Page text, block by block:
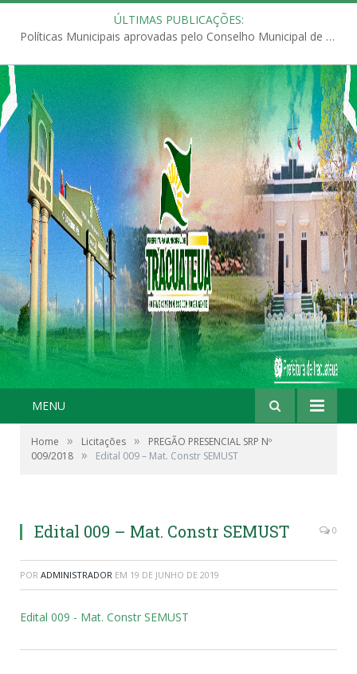
ÚLTIMAS PUBLICAÇÕES:
Políticas Municipais aprovadas pelo Conselho Municipal de Educação (CME)
MENU
Home » Licitações »
PREGÃO PRESENCIAL SRP Nº
009/2018 » Edital 009 – Mat. Constr SEMUST
Edital 009 – Mat. Constr SEMUST 0
POR ADMINISTRADOR EM 19 DE JUNHO DE 2019
Edital 009 - Mat. Constr SEMUST